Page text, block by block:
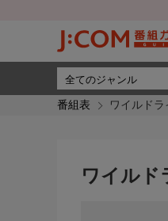
番組表 ワイルド
ワイルド